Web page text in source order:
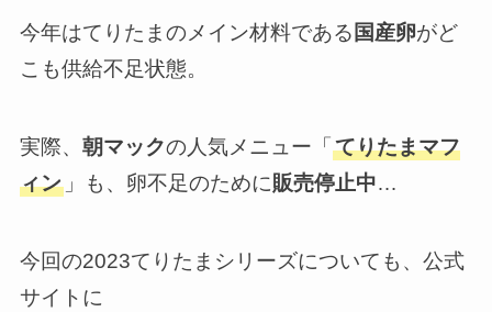
今年はてりたまのメイン材料である 国産卵がど
こも供給不足状態。
実際、 朝マックの人気メニュー「 てりたまマフ
ィン」も、卵不足のために販売停止中…
今回の2023てりたまシリーズについても、公式
サイトに